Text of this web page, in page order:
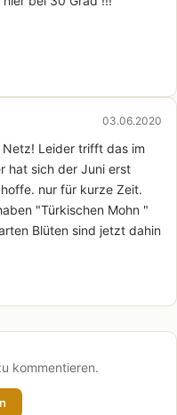
03.06.2020
Netz! Leider trifft das im
hat sich der Juni erst
nur für kurze Zeit.
"Türkischen Mohn "
Blüten sind jetzt dahin
kommentieren.